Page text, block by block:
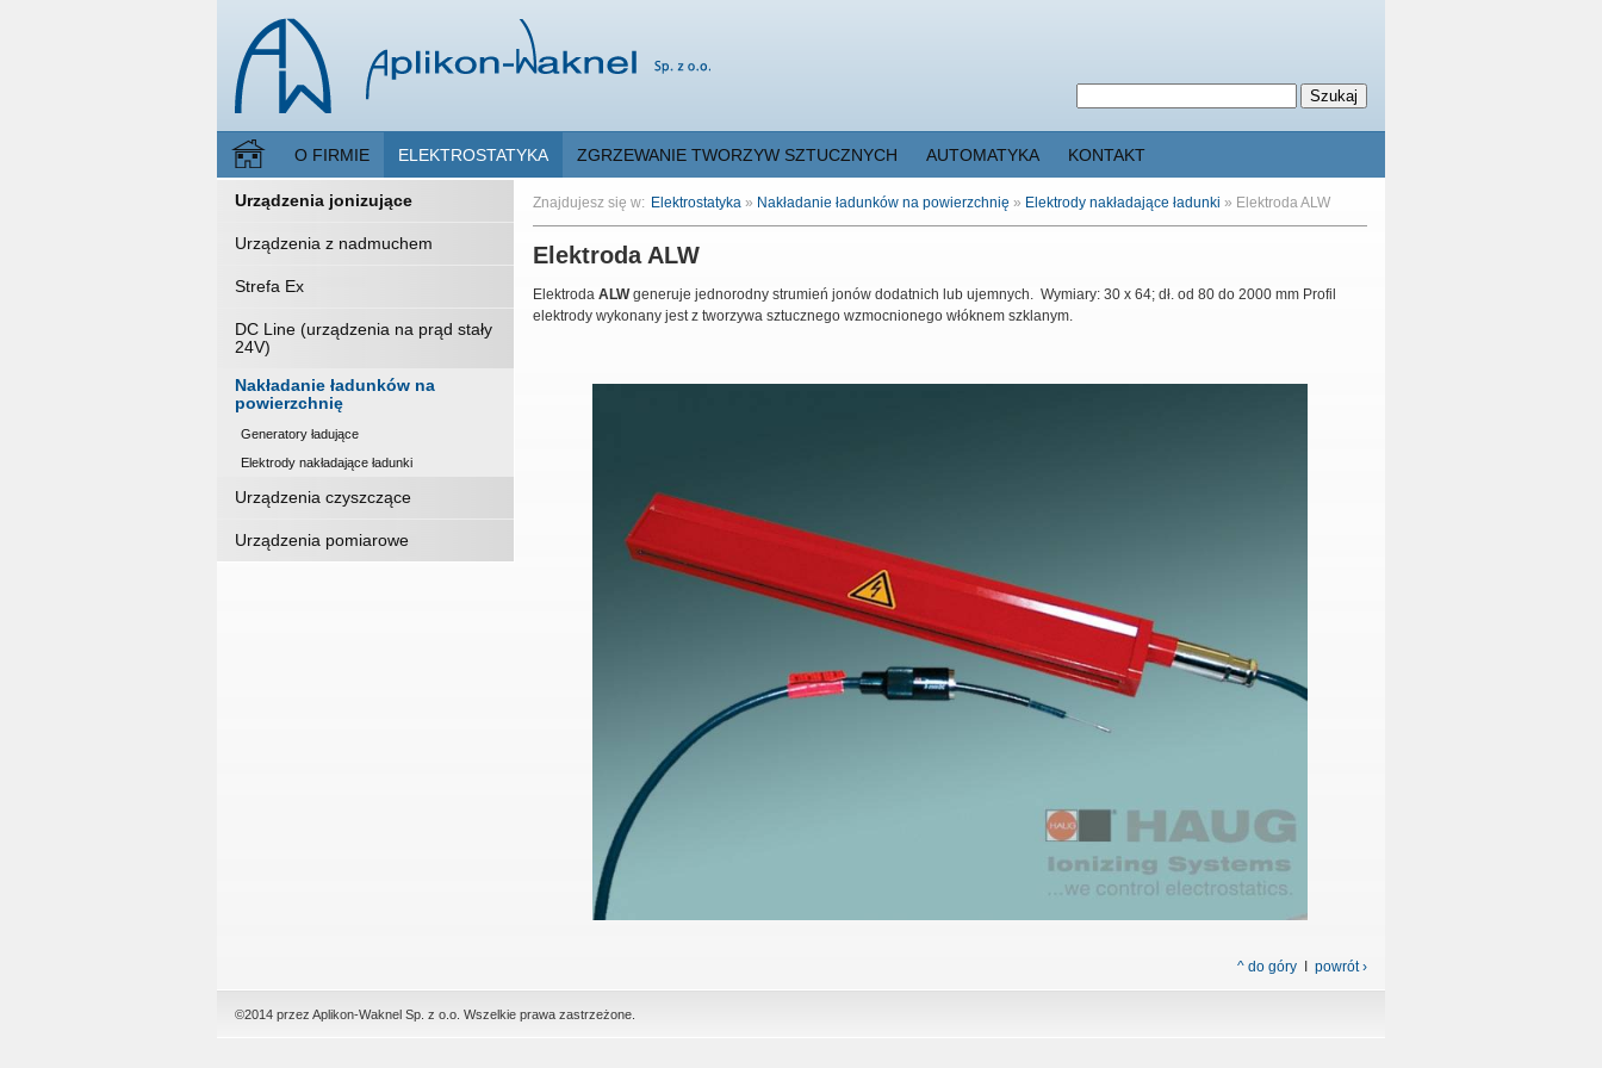
O FIRMIE ELEKTROSTATYKA ZGRZEWANIE TWORZYW SZTUCZNYCH AUTOMATYKA KONTAKT
Urządzenia jonizujące
Urządzenia z nadmuchem
Strefa Ex
DC Line (urządzenia na prąd stały
24V)
Nakładanie ładunków na
powierzchnię
Generatory ładujące
Elektrody nakładające ładunki
Urządzenia czyszczące
Urządzenia pomiarowe
Znajdujesz się w: Elektrostatyka » Nakładanie ładunków na powierzchnię » Elektrody nakładające ładunki » Elektroda ALW
Elektroda ALW
Elektroda ALWgeneruje jednorodny strumień jonów dodatnich lub ujemnych. Wymiary: 30 x 64; dł. od 80 do 2000 mm Profil
elektrody wykonany jest z tworzywa sztucznego wzmocnionego włóknem szklanym.
^ do góry powrót ›
©2014 przez Aplikon-Waknel Sp. z o.o. Wszelkie prawa zastrzeżone.